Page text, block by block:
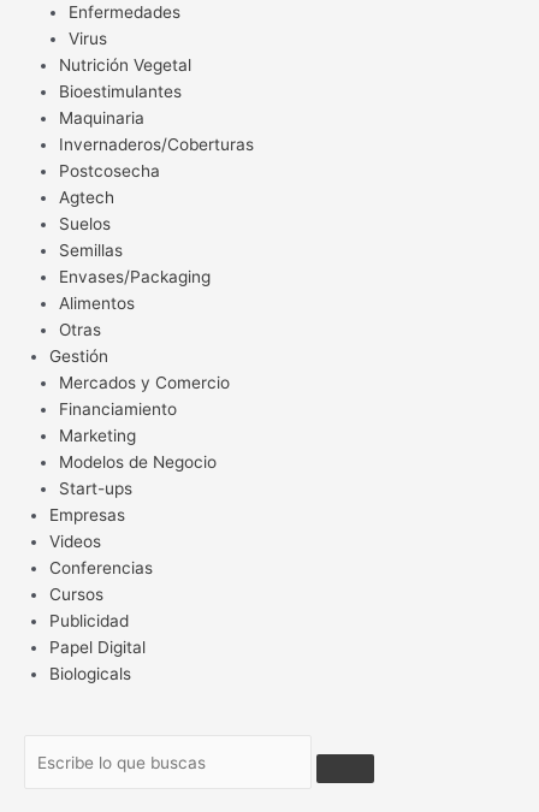
Enfermedades
Virus
Nutrición Vegetal
Bioestimulantes
Maquinaria
Invernaderos/Coberturas
Postcosecha
Agtech
Suelos
Semillas
Envases/Packaging
Alimentos
Otras
Gestión
Mercados y Comercio
Financiamiento
Marketing
Modelos de Negocio
Start-ups
Empresas
Videos
Conferencias
Cursos
Publicidad
Papel Digital
Biologicals